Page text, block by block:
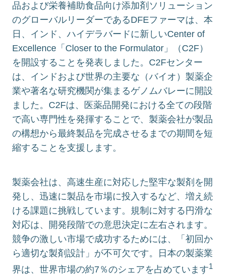
品および栄養補助食品向け添加剤ソリューション
のグローバルリーダーであるDFEファーマは、本
日、インド、ハイデラバードに新しいCenter of
Excellence「Closer to the Formulator」（C2F）
を開設することを発表しました。C2Fセンター
は、インドおよび世界の主要な（バイオ）製薬企
業や著名な研究機関が集まるゲノムバレーに開設
ました。C2Fは、医薬品開発における全ての段階
で高い専門性を発揮することで、製薬会社が製品
の構想から最終製品を完成させるまでの期間を短
縮することを支援します。
製薬会社は、高速生産に対応した堅牢な製剤を開
発し、迅速に製品を市場に投入するなど、増え続
ける課題に挑戦しています。規制に対する円滑な
対応は、開発段階での意思決定に左右されます。
競争の激しい市場で成功するためには、「初回か
ら適切な製剤設計」が不可欠です。日本の製薬業
界は、世界市場の約7％のシェアを占めています1